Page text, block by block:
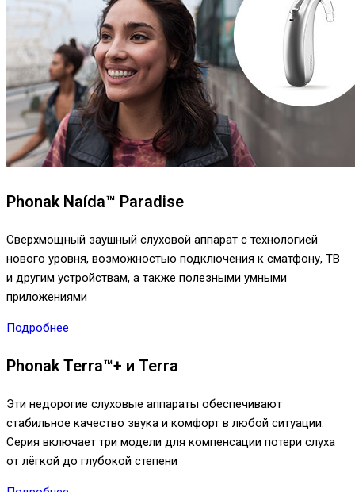
Phonak Naída™ Paradise
Сверхмощный заушный слуховой аппарат с технологией
нового уровня, возможностью подключения к сматфону, ТВ
и другим устройствам, а также полезными умными
приложениями
Подробнее
Phonak Terra™+ и Terra
Эти недорогие слуховые аппараты обеспечивают
стабильное качество звука и комфорт в любой ситуации.
Серия включает три модели для компенсации потери слуха
от лёгкой до глубокой степени